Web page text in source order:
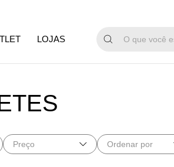
LOJAS
Preço Ordenar por